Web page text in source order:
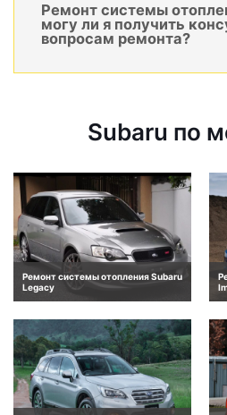
Ремонт системы
могу ли я получить
вопросам ремонта?
Subaru по
Ремонт системы отопления Subaru
Legacy